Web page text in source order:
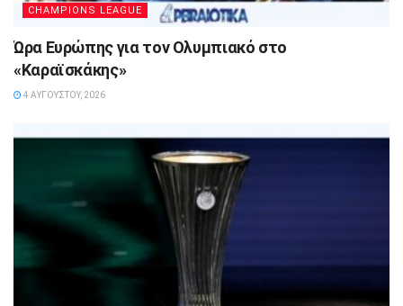
CHAMPIONS LEAGUE
Ώρα Ευρώπης για τον Ολυμπιακό στο
«Καραϊσκάκης»
4 ΑΥΓΟΎΣΤΟΥ, 2026